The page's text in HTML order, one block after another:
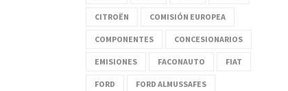
CITROËN COMISIÓN EUROPEA
COMPONENTES CONCESIONARIOS
EMISIONES FACONAUTO FIAT
FORD FORD ALMUSSAFES